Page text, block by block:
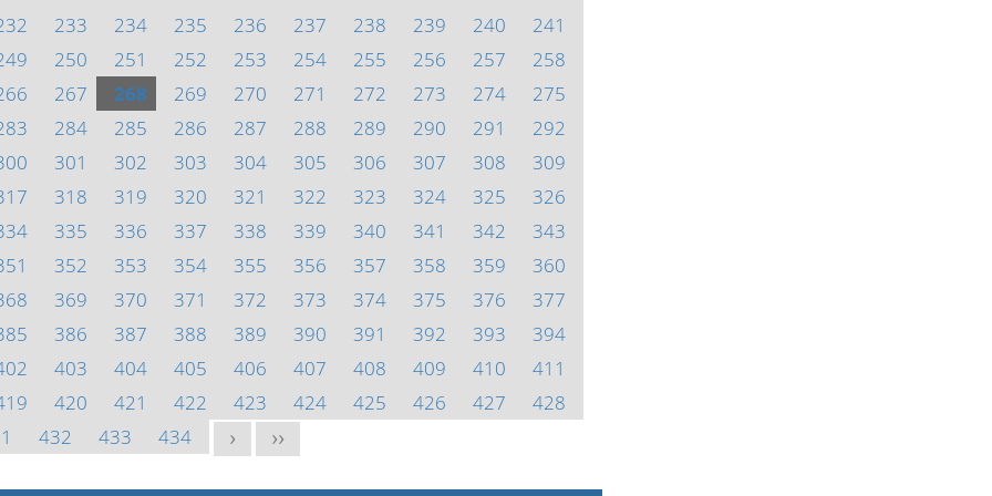
233 234 235 236 237 238 239 240
241
250 251 252 253 254 255 256 257
258
267 268 269 270 271 272 273 274
275
284 285 286 287 288 289 290 291
292
301 302 303 304 305 306 307 308
309
318 319 320 321 322 323 324 325
326
335 336 337 338 339 340 341 342
343
352 353 354 355 356 357 358 359
360
369 370 371 372 373 374 375 376
377
386 387 388 389 390 391 392 393
394
403 404 405 406 407 408 409 410
411
420 421 422 423 424 425 426 427
428
432 433 434 > >>